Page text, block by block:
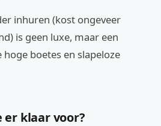
inhuren (kost ongeveer
is geen luxe, maar een
boetes en slapeloze
er klaar voor?